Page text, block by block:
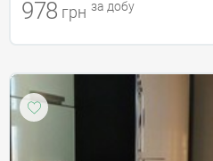
978 грн за добу